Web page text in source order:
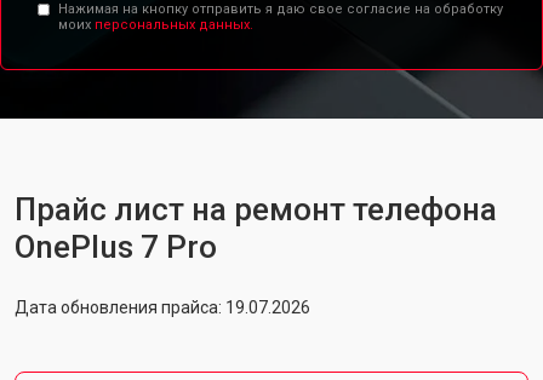
Нажимая на кнопку отправить я даю свое согласие на обработку
моих персональных данных.
Прайс лист на ремонт телефона
OnePlus 7 Pro
Дата обновления прайса: 19.07.2026